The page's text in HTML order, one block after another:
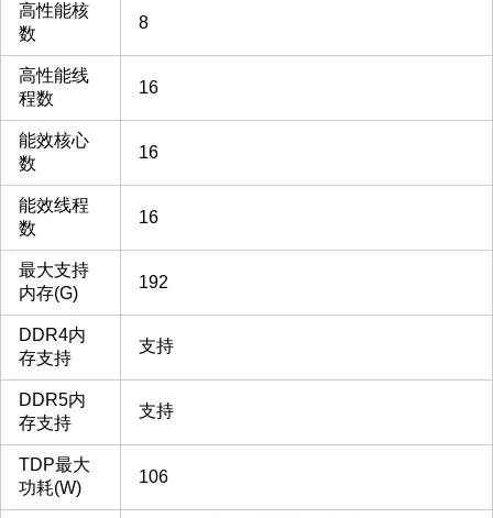
高性能核
数
8
高性能线
程数
16
能效核心
数
16
能效线程
数
16
最大支持
内存(G)
192
DDR4内
存支持
支持
DDR5内
存支持
支持
TDP最大
功耗(W)
106